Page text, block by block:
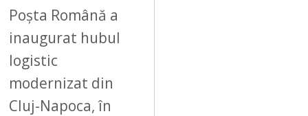
Poșta Română a
inaugurat hubul
logistic
modernizat din
Cluj-Napoca, în